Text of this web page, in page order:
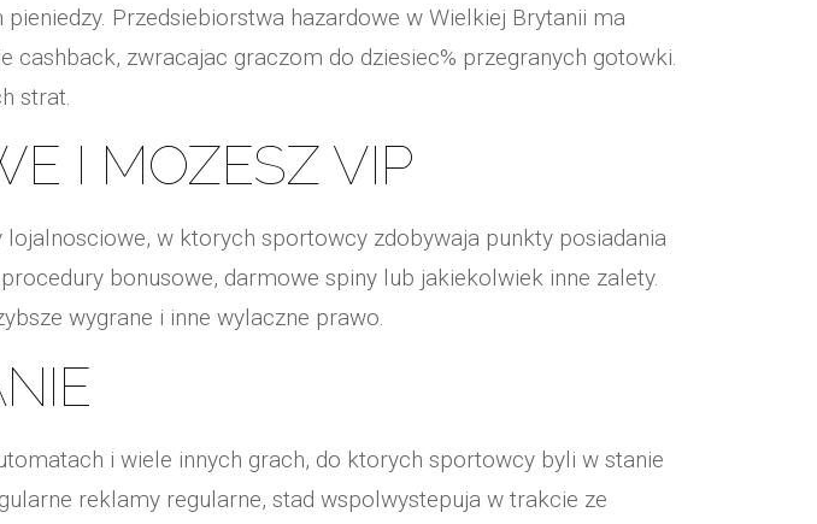
Przedsiebiorstwa hazardowe w Wielkiej Brytanii ma
zwracajac graczom do dziesiec% przegranych gotowki.
strat.
I MOZESZ VIP
w ktorych sportowcy zdobywaja punkty posiadania
bonusowe, darmowe spiny lub jakiekolwiek inne zalety.
wygrane i inne wylaczne prawo.
i wiele innych grach, do ktorych sportowcy byli w stanie
reklamy regularne, stad wspolwystepuja w trakcie ze